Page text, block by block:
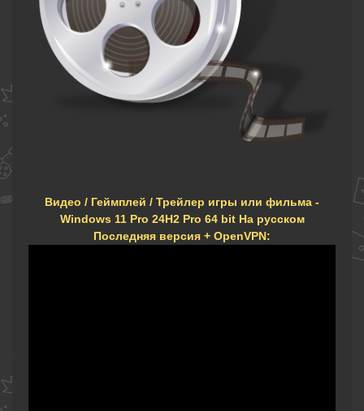
Видео / Геймплей / Трейлер игры или фильма -
Windows 11 Pro 24H2 Pro 64 bit На русском
Последняя версия + OpenVPN: